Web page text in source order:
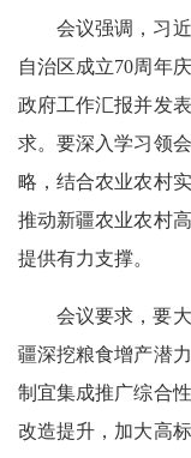
会议强调，习
自治区成立70周年
政府工作汇报并发
求。要深入学习领
略，结合农业农村
推动新疆农业农村
提供有力支撑。
会议要求，要
疆深挖粮食增产潜
制宜集成推广综合
改造提升，加大高